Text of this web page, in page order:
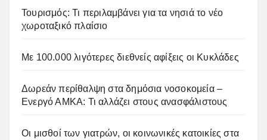
Τουρισμός: Τι περιλαμβάνει για τα νησιά το νέο
χωροταξικό πλαίσιο
Με 100.000 λιγότερες διεθνείς αφίξεις οι Κυκλάδες
Δωρεάν περίθαλψη στα δημόσια νοσοκομεία –
Ενεργό ΑΜΚΑ: Τι αλλάζει στους ανασφάλιστους
Οι μισθοί των γιατρών, οι κοινωνικές κατοικίες στα